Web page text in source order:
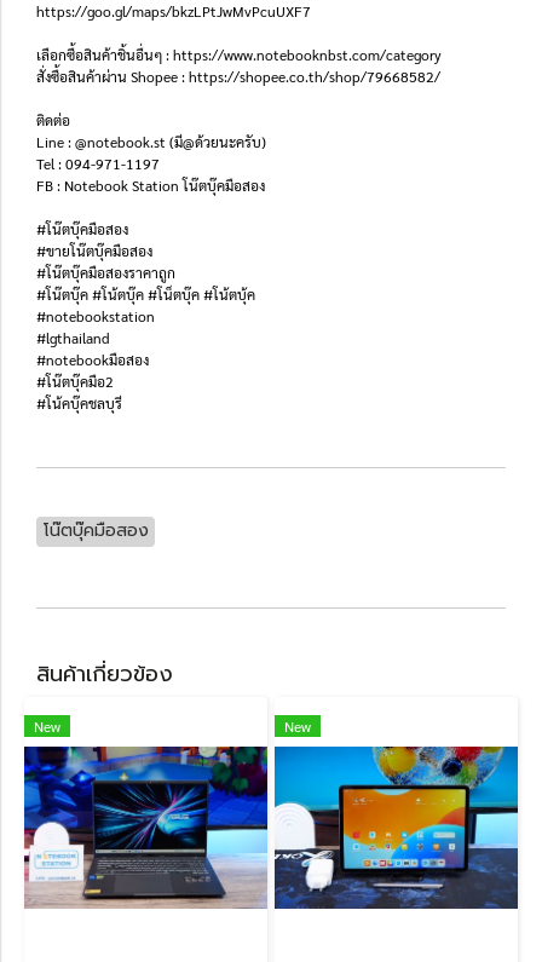
https://goo.gl/maps/bkzLPtJwMvPcuUXF7
เลือกซื้อสินค้าชิ้นอื่นๆ : https://www.notebooknbst.com/category
สั่งซื้อสินค้าผ่าน Shopee : https://shopee.co.th/shop/79668582/
ติดต่อ
Line : @notebook.st (มี@ด้วยนะครับ)
Tel : 094-971-1197
FB : Notebook Station โน๊ตบุ๊คมือสอง
#โน๊ตบุ๊คมือสอง
#ขายโน๊ตบุ๊คมือสอง
#โน๊ตบุ๊คมือสองราคาถูก
#โน๊ตบุ๊ค #โน้ตบุ๊ค #โน็ตบุ๊ค #โน้ตบุ้ค
#notebookstation
#lgthailand
#notebookมือสอง
#โน๊ตบุ๊คมือ2
#โน้คบุ๊คชลบุรี
โน๊ตบุ๊คมือสอง
สินค้าเกี่ยวข้อง
New New